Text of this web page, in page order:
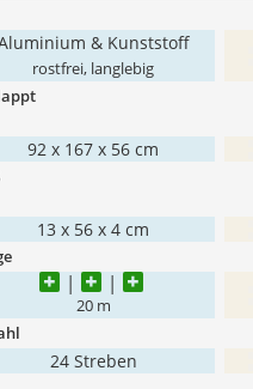
& Kunststoff
rostfrei, langlebig
92 x 167 x 56 cm
13 x 56 x 4 cm
20 m
24 Streben